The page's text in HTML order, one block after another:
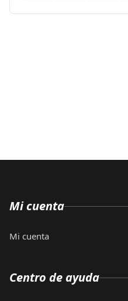
Mi cuenta
Mi cuenta
Centro de ayuda